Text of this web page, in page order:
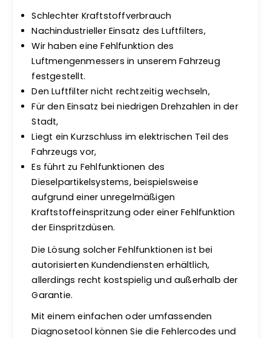
Schlechter Kraftstoffverbrauch
Nachindustrieller Einsatz des Luftfilters,
Wir haben eine Fehlfunktion des
Luftmengenmessers in unserem Fahrzeug
festgestellt.
Den Luftfilter nicht rechtzeitig wechseln,
Für den Einsatz bei niedrigen Drehzahlen in der
Stadt,
Liegt ein Kurzschluss im elektrischen Teil des
Fahrzeugs vor,
Es führt zu Fehlfunktionen des
Dieselpartikelsystems, beispielsweise
aufgrund einer unregelmäßigen
Kraftstoffeinspritzung oder einer Fehlfunktion
der Einspritzdüsen.
Die Lösung solcher Fehlfunktionen ist bei
autorisierten Kundendiensten erhältlich,
allerdings recht kostspielig und außerhalb der
Garantie.
Mit einem einfachen oder umfassenden
Diagnosetool können Sie die Fehlercodes und